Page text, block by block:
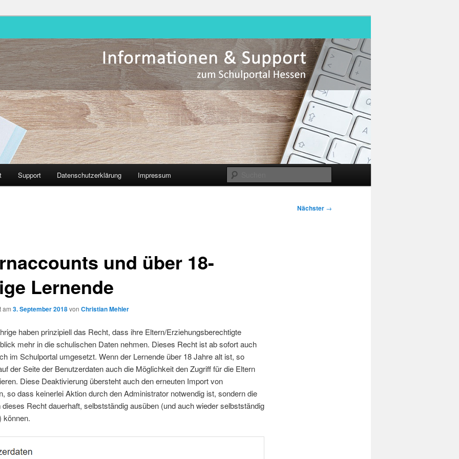
Support Datenschutzerklärung Impressum
Nächster →
und über 18-
Lernende
am 3. September 2018von Christian Mehler
haben prinzipiell das Recht, dass ihre Eltern/Erziehungsberechtigte
mehr in die schulischen Daten nehmen. Dieses Recht ist ab sofort auch
im Schulportal umgesetzt. Wenn der Lernende über 18 Jahre alt ist, so
der Seite der Benutzerdaten auch die Möglichkeit den Zugriff für die Eltern
Diese Deaktivierung übersteht auch den erneuten Import von
so dass keinerlei Aktion durch den Administrator notwendig ist, sondern die
dieses Recht dauerhaft, selbstständig ausüben (und auch wieder selbstständig
können.